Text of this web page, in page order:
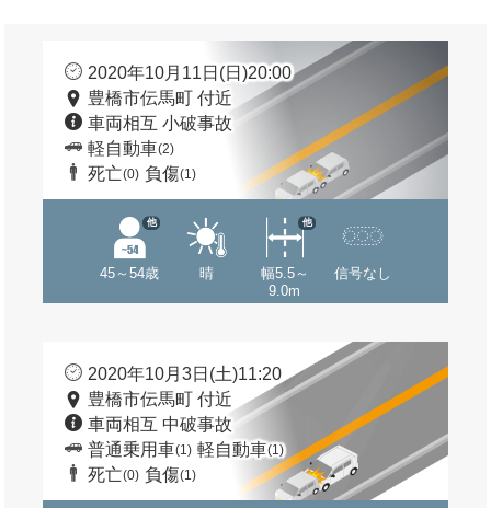
2020年10月11日(日)20:00
豊橋市伝馬町 付近
車両相互 小破事故
軽自動車(2)
死亡(0) 負傷(1)
45～54歳
他
晴
幅5.5～
9.0m
他
信号なし
2020年10月3日(土)11:20
豊橋市伝馬町 付近
車両相互 中破事故
普通乗用車(1) 軽自動車(1)
死亡(0) 負傷(1)